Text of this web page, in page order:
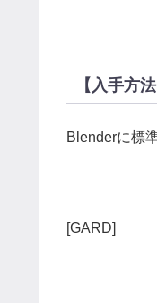
【入手方法
Blenderに標
[GARD]